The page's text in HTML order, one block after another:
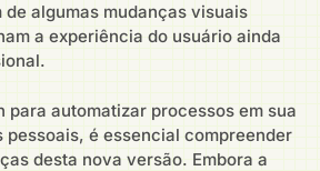
algumas mudanças visuais
a experiência do usuário ainda
para automatizar processos em sua
pessoais, é essencial compreender
desta nova versão. Embora a